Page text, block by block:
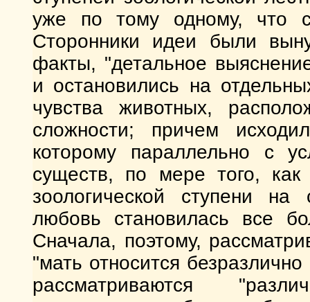
уже по тому одному, что
Сторонники идеи были
факты, "детальное
и остановились на
чувства животных,
сложности; причем
которому параллельно с
существ, по мере того,
зоологической ступени
любовь становилась все
Сначала, поэтому,
"мать относится
рассматриваются